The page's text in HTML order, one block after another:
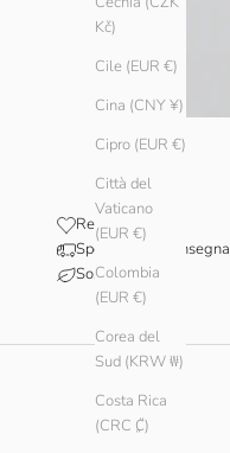
Kč)
Cile (EUR €)
Cina (CNY ¥)
Cipro (EUR €)
Città del
Vaticano
(EUR €)
Colombia
(EUR €)
Corea del
Sud (KRW ₩)
Costa Rica
(CRC ₡)
Recensioni
Spedizione e consegna
Sostenibilità